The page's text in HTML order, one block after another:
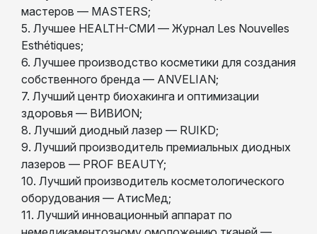
мастеров — MASTERS;
5. Лучшее HEALTH-СМИ — Журнал Les Nouvelles
Esthétiques;
6. Лучшее производство косметики для создания
собственного бренда — ANVELIAN;
7. Лучший центр биохакинга и оптимизации
здоровья — ВИВИОN;
8. Лучший диодный лазер — RUIKD;
9. Лучший производитель премиальных диодных
лазеров — PROF BEAUTY;
10. Лучший производитель косметологического
оборудования — АтисМед;
11. Лучший инновационный аппарат по